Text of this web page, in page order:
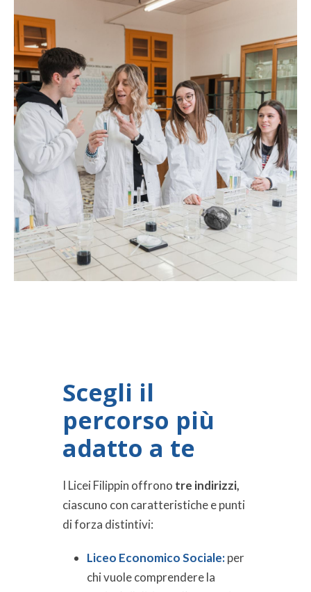
Scegli il
percorso più
adatto a te
I Licei Filippin offrono tre indirizzi,
ciascuno con caratteristiche e punti
di forza distintivi:
Liceo Economico Sociale:per
chi vuole comprendere la